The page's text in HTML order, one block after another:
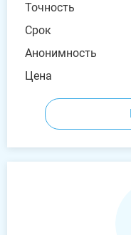
Точность
Срок
Анонимность
Цена